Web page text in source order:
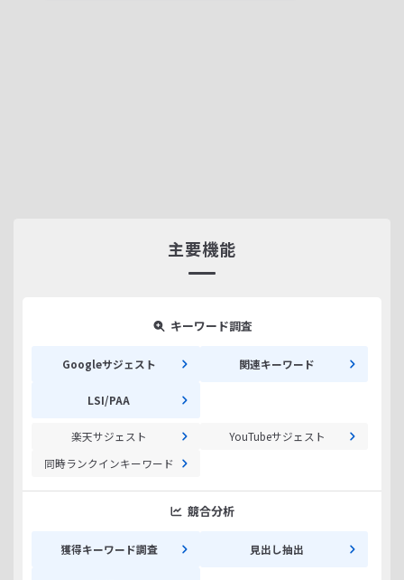
主要機能
キーワード調査
Googleサジェスト 関連キーワード
LSI/PAA
楽天サジェスト
YouTubeサジェスト
同時ランクインキーワード
競合分析
獲得キーワード調査 見出し抽出